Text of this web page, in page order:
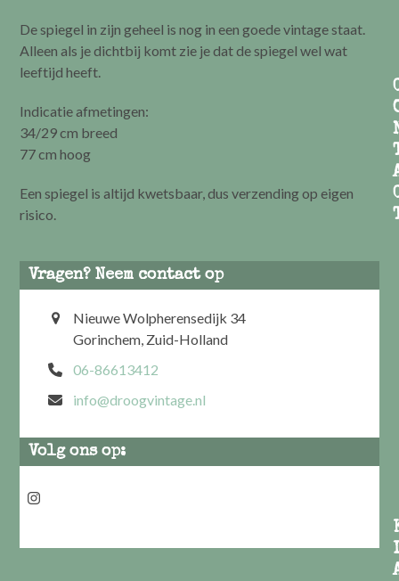
De spiegel in zijn geheel is nog in een goede vintage staat.
Alleen als je dichtbij komt zie je dat de spiegel wel wat
leeftijd heeft.
Indicatie afmetingen:
34/29 cm breed
77 cm hoog
Een spiegel is altijd kwetsbaar, dus verzending op eigen
risico.
Vragen? Neem contact op
Nieuwe Wolpherensedijk 34
Gorinchem, Zuid-Holland
06-86613412
info@droogvintage.nl
Volg ons op:
Instagram